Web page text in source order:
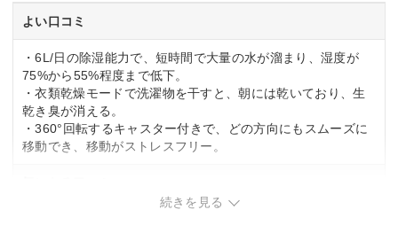
木造：6/7畳(50/60Hz)
除湿能力(鉄筋)
鉄筋：13/14畳(50/60Hz)
タンク容量
よい口コミ
・6L/日の除湿能力で、短時間で大量の水が溜まり、湿度が
75%から55%程度まで低下。
・衣類乾燥モードで洗濯物を干すと、朝には乾いており、生
乾き臭が消える。
・360°回転するキャスター付きで、どの方向にもスムーズに
移動でき、移動がストレスフリー。
続きを見る